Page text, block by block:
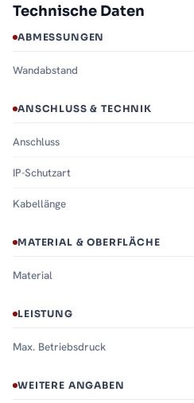
Technische Daten
ABMESSUNGEN
Wandabstand
ANSCHLUSS & TECHNIK
Anschluss
IP-Schutzart
Kabellänge
MATERIAL & OBERFLÄCHE
Material
LEISTUNG
Max. Betriebsdruck
WEITERE ANGABEN